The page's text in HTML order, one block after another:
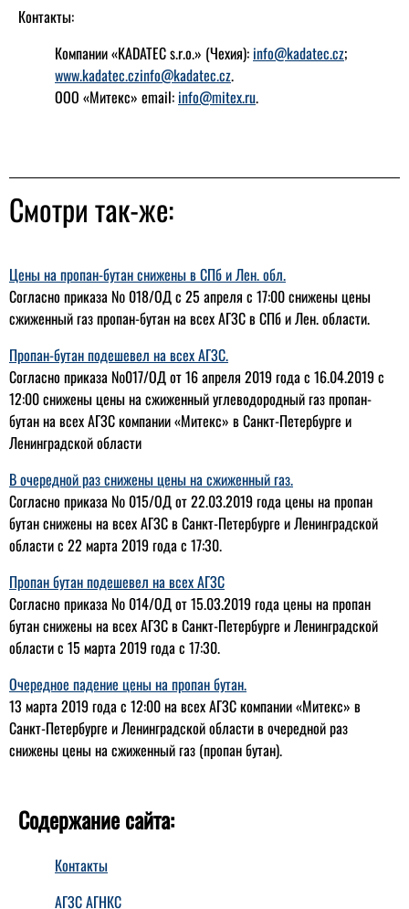
Контакты:
Компании «KADATEC s.r.o.» (Чехия): info@kadatec.cz;
www.kadatec.czinfo@kadatec.cz.
ООО «Митекс» email: info@mitex.ru.
Смотри так-же:
Цены на пропан-бутан снижены в СПб и Лен. обл.
Согласно приказа № 018/ОД с 25 апреля с 17:00 снижены цены
сжиженный газ пропан-бутан на всех АГЗС в СПб и Лен. области.
Пропан-бутан подешевел на всех АГЗС.
Согласно приказа №017/ОД от 16 апреля 2019 года с 16.04.2019 с
12:00 снижены цены на сжиженный углеводородный газ пропан-
бутан на всех АГЗС компании «Митекс» в Санкт-Петербурге и
Ленинградской области
В очередной раз снижены цены на сжиженный газ.
Согласно приказа № 015/ОД от 22.03.2019 года цены на пропан
бутан снижены на всех АГЗС в Санкт-Петербурге и Ленинградской
области с 22 марта 2019 года с 17:30.
Пропан бутан подешевел на всех АГЗС
Согласно приказа № 014/ОД от 15.03.2019 года цены на пропан
бутан снижены на всех АГЗС в Санкт-Петербурге и Ленинградской
области с 15 марта 2019 года с 17:30.
Очередное падение цены на пропан бутан.
13 марта 2019 года c 12:00 на всех АГЗС компании «Митекс» в
Санкт-Петербурге и Ленинградской области в очередной раз
снижены цены на сжиженный газ (пропан бутан).
Содержание сайта:
Контакты
АГЗС АГНКС